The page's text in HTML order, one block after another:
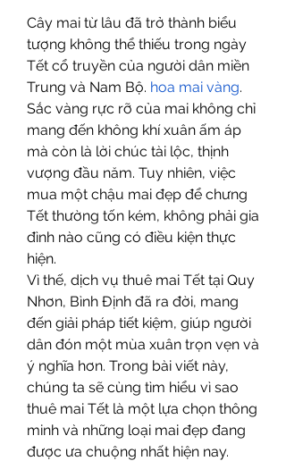
Cây mai từ lâu đã trở thành biểu
tượng không thể thiếu trong ngày
Tết cổ truyền của người dân miền
Trung và Nam Bộ. hoa mai vàng.
Sắc vàng rực rỡ của mai không chỉ
mang đến không khí xuân ấm áp
mà còn là lời chúc tài lộc, thịnh
vượng đầu năm. Tuy nhiên, việc
mua một chậu mai đẹp để chưng
Tết thường tốn kém, không phải gia
đình nào cũng có điều kiện thực
hiện.
Vì thế, dịch vụ thuê mai Tết tại Quy
Nhơn, Bình Định đã ra đời, mang
đến giải pháp tiết kiệm, giúp người
dân đón một mùa xuân trọn vẹn và
ý nghĩa hơn. Trong bài viết này,
chúng ta sẽ cùng tìm hiểu vì sao
thuê mai Tết là một lựa chọn thông
minh và những loại mai đẹp đang
được ưa chuộng nhất hiện nay.